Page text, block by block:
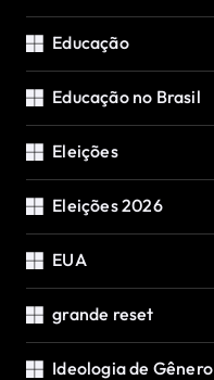
Educação
Educação no Brasil
Eleições
Eleições 2026
EUA
grande reset
Ideologia de Gênero